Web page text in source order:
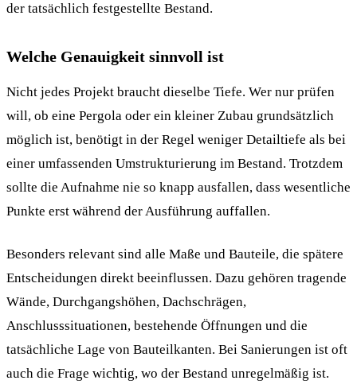
der tatsächlich festgestellte Bestand.
Welche Genauigkeit sinnvoll ist
Nicht jedes Projekt braucht dieselbe Tiefe. Wer nur prüfen
will, ob eine Pergola oder ein kleiner Zubau grundsätzlich
möglich ist, benötigt in der Regel weniger Detailtiefe als bei
einer umfassenden Umstrukturierung im Bestand. Trotzdem
sollte die Aufnahme nie so knapp ausfallen, dass wesentliche
Punkte erst während der Ausführung auffallen.
Besonders relevant sind alle Maße und Bauteile, die spätere
Entscheidungen direkt beeinflussen. Dazu gehören tragende
Wände, Durchgangshöhen, Dachschrägen,
Anschlusssituationen, bestehende Öffnungen und die
tatsächliche Lage von Bauteilkanten. Bei Sanierungen ist oft
auch die Frage wichtig, wo der Bestand unregelmäßig ist.